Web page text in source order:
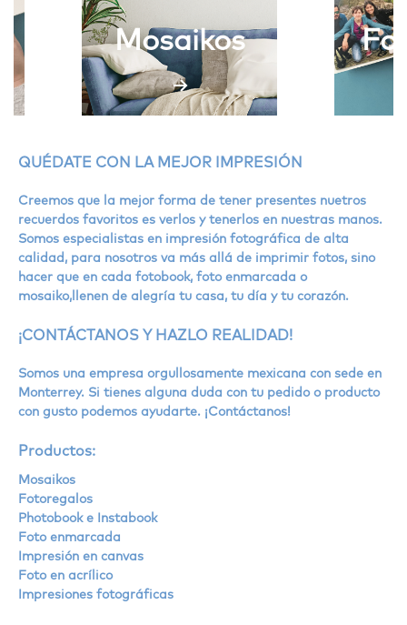
Mosaikos
QUÉDATE CON LA MEJOR IMPRESIÓN
Creemos que la mejor forma de tener presentes nuetros
recuerdos favoritos es verlos y tenerlos en nuestras manos.
Somos especialistas en impresión fotográfica de alta
calidad, para nosotros va más allá de imprimir fotos, sino
hacer que en cada fotobook, foto enmarcada o
mosaiko,llenen de alegría tu casa, tu día y tu corazón.
¡CONTÁCTANOS Y HAZLO REALIDAD!
Somos una empresa orgullosamente mexicana con sede en
Monterrey. Si tienes alguna duda con tu pedido o producto
con gusto podemos ayudarte. ¡Contáctanos!
Productos:
Mosaikos
Fotoregalos
Photobook e Instabook
Foto enmarcada
Impresión en canvas
Foto en acrílico
Impresiones fotográficas